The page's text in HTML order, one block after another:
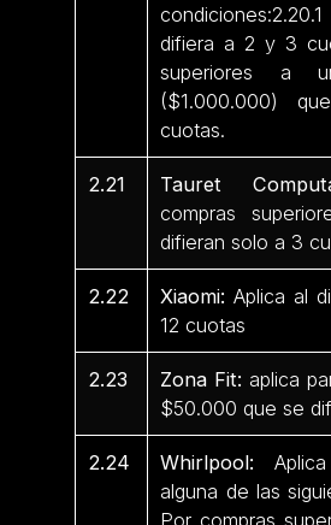
difiera a 2 y 3
superiores a
($1.000.000)
cuotas.
2.21 Tauret
compras
difieran solo a 3
2.22 Xiaomi: Aplica al
12 cuotas
2.23 Zona Fit: aplica
$50.000 que se
2.24 Whirlpool:
alguna de las